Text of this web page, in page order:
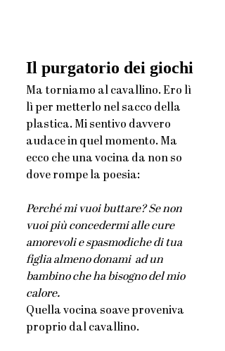
Il purgatorio dei giochi
Ma torniamo al cavallino. Ero lì
lì per metterlo nel sacco della
plastica. Mi sentivo davvero
audace in quel momento. Ma
ecco che una vocina da non so
dove rompe la poesia:
Perché mi vuoi buttare? Se non
vuoi più concedermi alle cure
amorevoli e spasmodiche di tua
figlia almeno donami  ad un
bambino che ha bisogno del mio
calore.
Quella vocina soave proveniva
proprio dal cavallino.